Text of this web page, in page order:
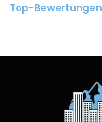
Top-Bewertungen